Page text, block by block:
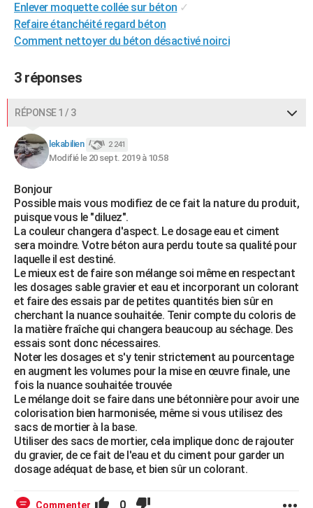
Carte de Noël
Carte Bonne année
Carte Saint-Valentin
Carte Pâques
Carte d'anniversaire
DICTIONNAIRE
Dictionnaire
Biographies
Citations
Expressions
Proverbes
PROGRAMME TV
Bricolage
Lifestyle
Culture
Sport
Auto
Television
Voyage
Cinema
Enlever moquette collée sur béton ✓
Refaire étanchéité regard béton
Comment nettoyer du béton désactivé noirci
3 réponses
RÉPONSE 1 / 3
lekabilien 2 241
Modifié le 20 sept. 2019 à 10:58
Bonjour
Possible mais vous modifiez de ce fait la nature du produit,
puisque vous le "diluez".
La couleur changera d'aspect. Le dosage eau et ciment
sera moindre. Votre béton aura perdu toute sa qualité pour
laquelle il est destiné.
Le mieux est de faire son mélange soi même en respectant
les dosages sable gravier et eau et incorporant un colorant
et faire des essais par de petites quantités bien sûr en
cherchant la nuance souhaitée. Tenir compte du coloris de
la matière fraîche qui changera beaucoup au séchage. Des
essais sont donc nécessaires.
Noter les dosages et s'y tenir strictement au pourcentage
en augment les volumes pour la mise en œuvre finale, une
fois la nuance souhaitée trouvée
Le mélange doit se faire dans une bétonnière pour avoir une
colorisation bien harmonisée, même si vous utilisez des
sacs de mortier à la base.
Utiliser des sacs de mortier, cela implique donc de rajouter
du gravier, de ce fait de l'eau et du ciment pour garder un
dosage adéquat de base, et bien sûr un colorant.
Commenter 0